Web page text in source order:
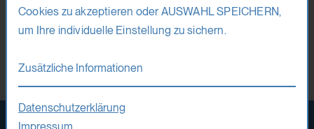
Visual Exploration through the Dynamic
Interpretations of Etching
Druckgrafik
Cookies zu akzeptieren oder AUSWAHL SPEICHERN,
um Ihre individuelle Einstellung zu sichern.
Zusätzliche Informationen
Datenschutzerklärung